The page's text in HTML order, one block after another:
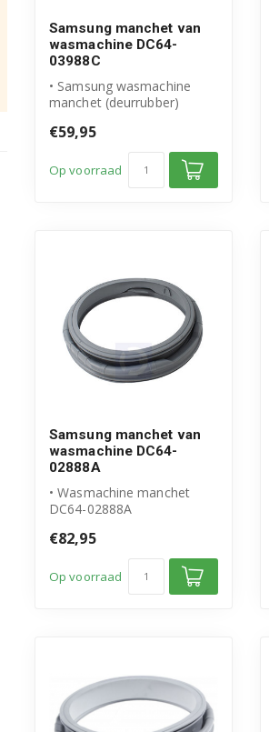
Samsung manchet van
wasmachine DC64-
03988C
• Samsung wasmachine
manchet (deurrubber)
onderdeel
€59,95
Op voorraad
Samsung manchet van
wasmachine DC64-
02888A
• Wasmachine manchet
DC64-02888A
product
• Manchet met lip...
€82,95
Op voorraad